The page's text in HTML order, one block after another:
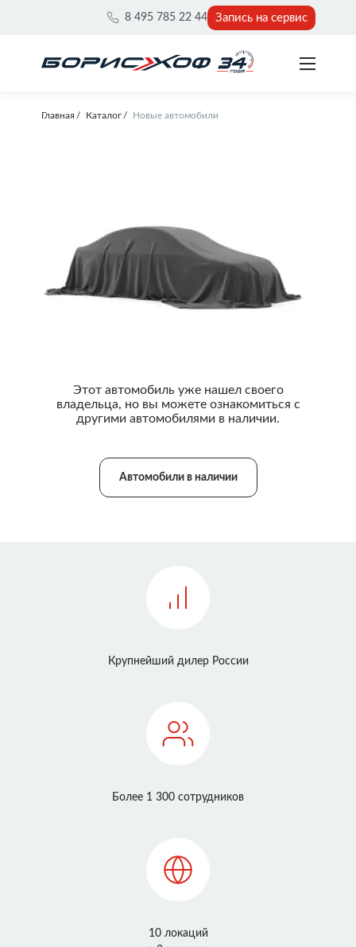
8 495 785 22 44 Запись на сервис
Главная Каталог Новые автомобили
Этот автомобиль уже нашел своего
владельца, но вы можете ознакомиться с
другими автомобилями в наличии.
Автомобили в наличии
Крупнейший дилер России
Более 1 300 сотрудников
10 локаций